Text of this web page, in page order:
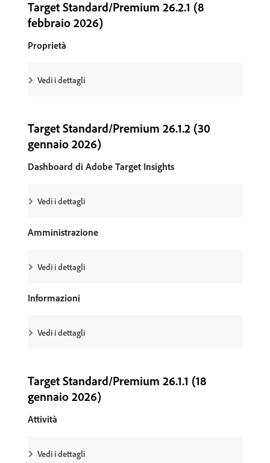
Target Standard/Premium 26.2.1 (8
febbraio 2026)
Proprietà
Vedi i dettagli
Target Standard/Premium 26.1.2 (30
gennaio 2026)
Dashboard di Adobe Target Insights
Vedi i dettagli
Amministrazione
Vedi i dettagli
Informazioni
Vedi i dettagli
Target Standard/Premium 26.1.1 (18
gennaio 2026)
Attività
Vedi i dettagli